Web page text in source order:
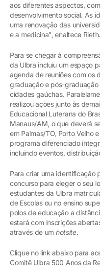
aos diferentes aspectos,
desenvolvimento social. As
uma renovação das
e a medicina", enaltece Rieth.
Para se chegar à
da Ulbra incluiu um espaço
agenda de reuniões com os
graduação e pós-
cidades gaúchas.
realizou ações junto às
Educacional Luterana do
Manaus/AM, o que deverá
em Palmas/TO, Porto Velho
programa diferenciado
incluindo eventos,
Para criar uma identificação
concurso para eleger o seu
estudantes da Ulbra
de Escolas ou no ensino
polos de educação a
estará com inscrições
através de um hotsite.
Clique no link abaixo para
Comitê Ulbra 500 Anos da